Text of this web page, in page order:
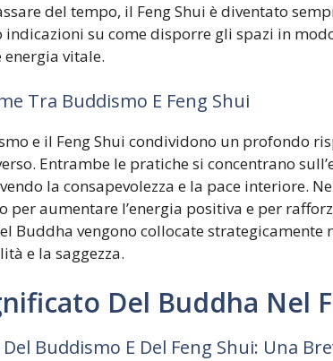
del tempo, il Feng Shui è diventato
indicazioni su come disporre gli spazi in
vitale.
Tra Buddismo E Feng Shui
e il Feng Shui condividono un profondo
Entrambe le pratiche si concentrano
la consapevolezza e la pace interiore.
per aumentare l’energia positiva e per
Buddha vengono collocate
e la saggezza.
Del Buddha Nel
Buddismo E Del Feng Shui: Una